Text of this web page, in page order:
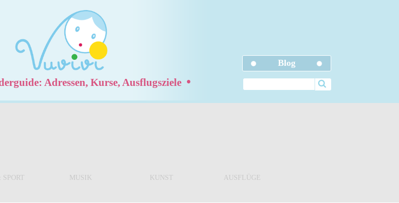
Blog
Adressen, Kurse, Ausflugsziele •
SPORT MUSIK KUNST AUSFLÜGE